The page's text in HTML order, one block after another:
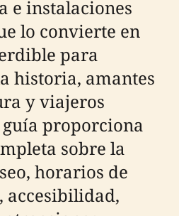
e instalaciones
lo convierte en
para
historia, amantes
y viajeros
proporciona
sobre la
horarios de
accesibilidad,